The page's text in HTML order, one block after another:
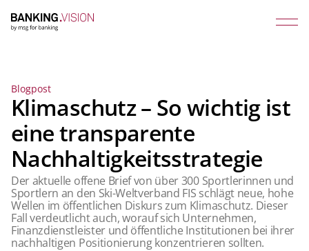
Blogpost
Klimaschutz – So wichtig ist
eine transparente
Nachhaltigkeitsstrategie
Der aktuelle offene Brief von über 300 Sportlerinnen und
Sportlern an den Ski-Weltverband FIS schlägt neue, hohe
Wellen im öffentlichen Diskurs zum Klimaschutz. Dieser
Fall verdeutlicht auch, worauf sich Unternehmen,
Finanzdienstleister und öffentliche Institutionen bei ihrer
nachhaltigen Positionierung konzentrieren sollten.